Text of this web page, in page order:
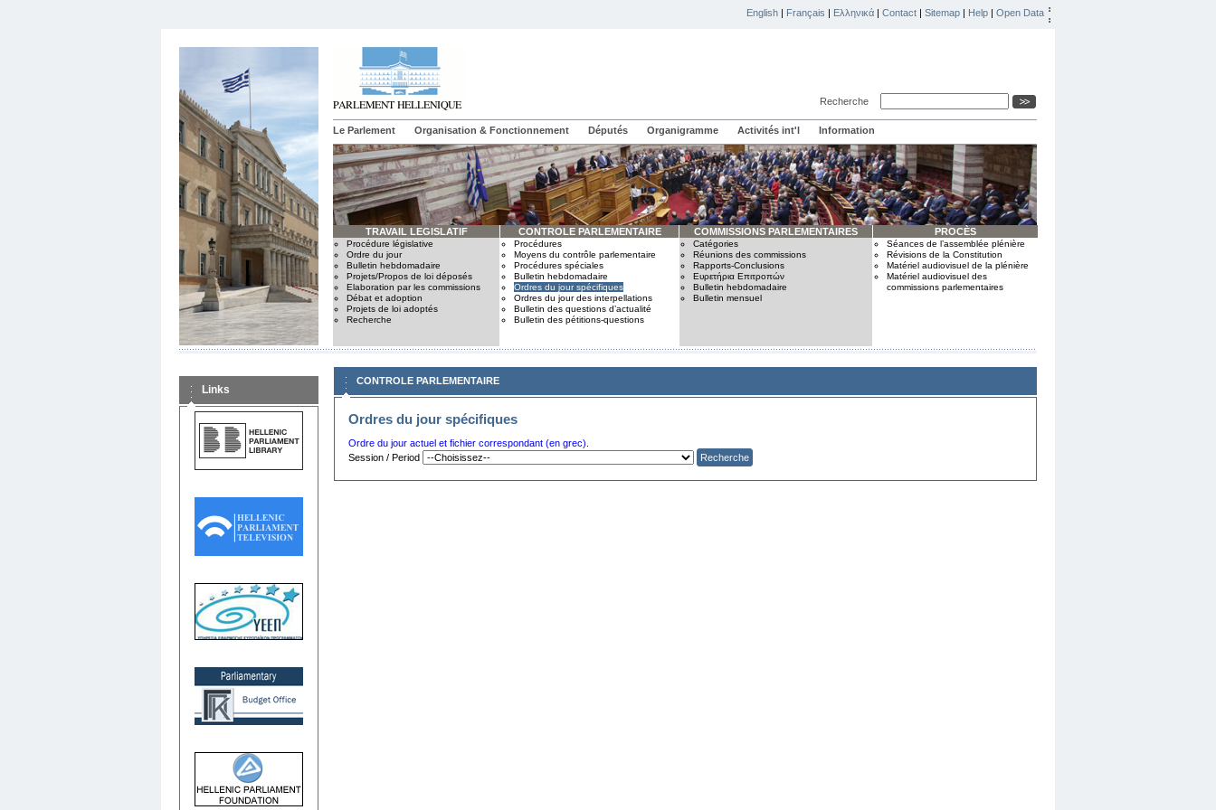
English | Français | Ελληνικά | Contact | Sitemap | Help | Open Data
Recherche
Le Parlement Organisation & Fonctionnement Députés Organigramme Activités int'l Information
TRAVAIL LEGISLATIF
Procédure législative
Ordre du jour
Bulletin hebdomadaire
Projets/Propos de loi déposés
Elaboration par les commissions
Débat et adoption
Projets de loi adoptés
Recherche
CONTROLE PARLEMENTAIRE
Procédures
Moyens du contrôle parlementaire
Procédures spéciales
Bulletin hebdomadaire
Ordres du jour spécifiques
Ordres du jour des interpellations
Bulletin des questions d’actualité
Bulletin des pétitions-questions
COMMISSIONS PARLEMENTAIRES
Catégories
Réunions des commissions
Rapports-Conclusions
Ευρετήρια Επιτροπών
Bulletin hebdomadaire
Bulletin mensuel
PROCÈS
Séances de l’assemblée plénière
Révisions de la Constitution
Matériel audiovisuel de la plénière
Matériel audiovisuel des
commissions parlementaires
Links
CONTROLE PARLEMENTAIRE
Ordres du jour spécifiques
Ordre du jour actuel et fichier correspondant (en grec).
Session / Period